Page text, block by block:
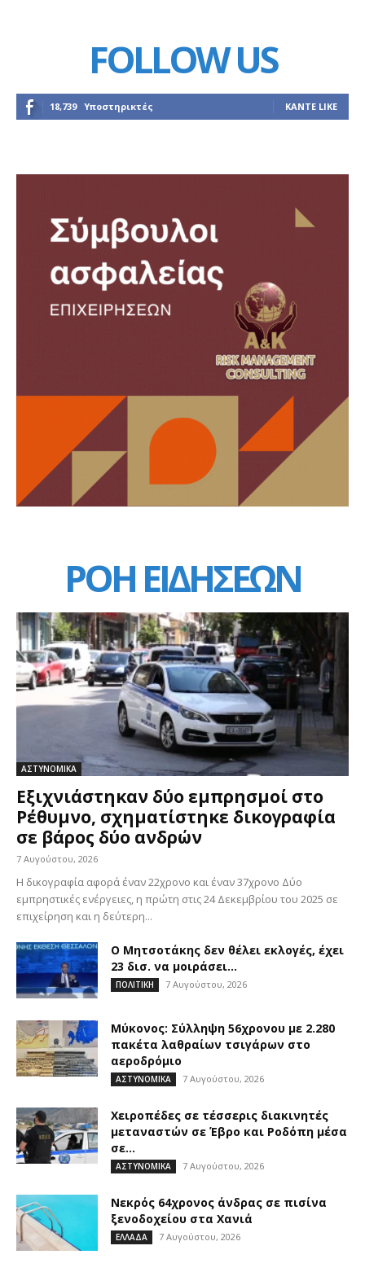
FOLLOW US
18,739 Υποστηρικτές ΚΆΝΤΕ LIKE
ΡΟΗ ΕΙΔΗΣΕΩΝ
ΑΣΤΥΝΟΜΙΚΑ
Εξιχνιάστηκαν δύο εμπρησμοί στο
Ρέθυμνο, σχηματίστηκε δικογραφία
σε βάρος δύο ανδρών
7 Αυγούστου, 2026
Η δικογραφία αφορά έναν 22χρονο και έναν 37χρονο Δύο
εμπρηστικές ενέργειες, η πρώτη στις 24 Δεκεμβρίου του 2025 σε
επιχείρηση και η δεύτερη...
Ο Μητσοτάκης δεν θέλει εκλογές, έχει
23 δισ. να μοιράσει…
ΠΟΛΙΤΙΚΗ 7 Αυγούστου, 2026
Μύκονος: Σύλληψη 56χρονου με 2.280
πακέτα λαθραίων τσιγάρων στο
αεροδρόμιο
ΑΣΤΥΝΟΜΙΚΑ 7 Αυγούστου, 2026
Χειροπέδες σε τέσσερις διακινητές
μεταναστών σε Έβρο και Ροδόπη μέσα
σε...
ΑΣΤΥΝΟΜΙΚΑ 7 Αυγούστου, 2026
Νεκρός 64χρονος άνδρας σε πισίνα
ξενοδοχείου στα Χανιά
ΕΛΛΑΔΑ 7 Αυγούστου, 2026